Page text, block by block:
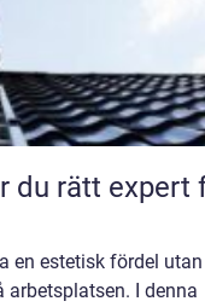
en estetisk fördel
I denna